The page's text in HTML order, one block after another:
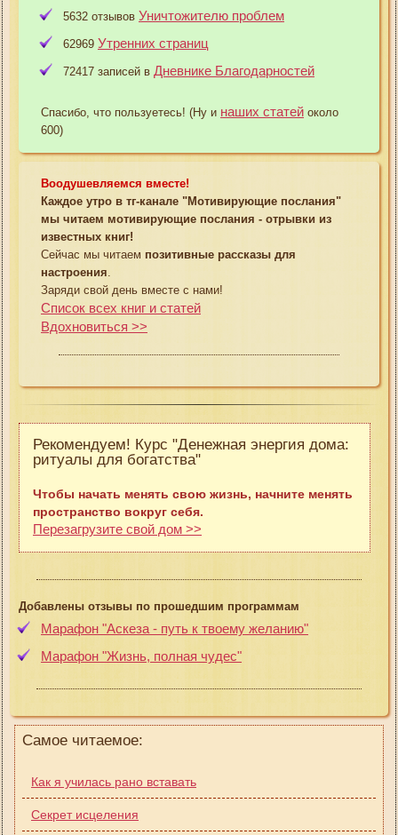
5632 отзывов Уничтожителю проблем
62969 Утренних страниц
72417 записей в Дневнике Благодарностей
Спасибо, что пользуетесь! (Ну и наших статей около
600)
Воодушевляемся вместе!
Каждое утро в тг-канале "Мотивирующие послания"
мы читаем мотивирующие послания - отрывки из
известных книг!
Сейчас мы читаем позитивные рассказы для
настроения
Заряди свой день вместе с нами!
Список всех книг и статей
Вдохновиться >>
Рекомендуем! Курс "Денежная энергия дома:
ритуалы для богатства"
Чтобы начать менять свою жизнь, начните менять
пространство вокруг себя.
Перезагрузите свой дом >>
Добавлены отзывы по прошедшим программам
Марафон "Аскеза - путь к твоему желанию"
Марафон "Жизнь, полная чудес"
Самое читаемое:
Как я училась рано вставать
Секрет исцеления